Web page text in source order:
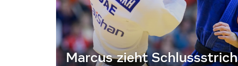
Marcus zieht Schlussstrich